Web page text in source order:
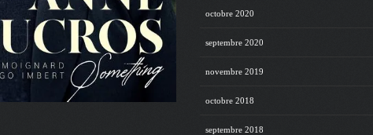
octobre 2020
septembre 2020
novembre 2019
octobre 2018
septembre 2018